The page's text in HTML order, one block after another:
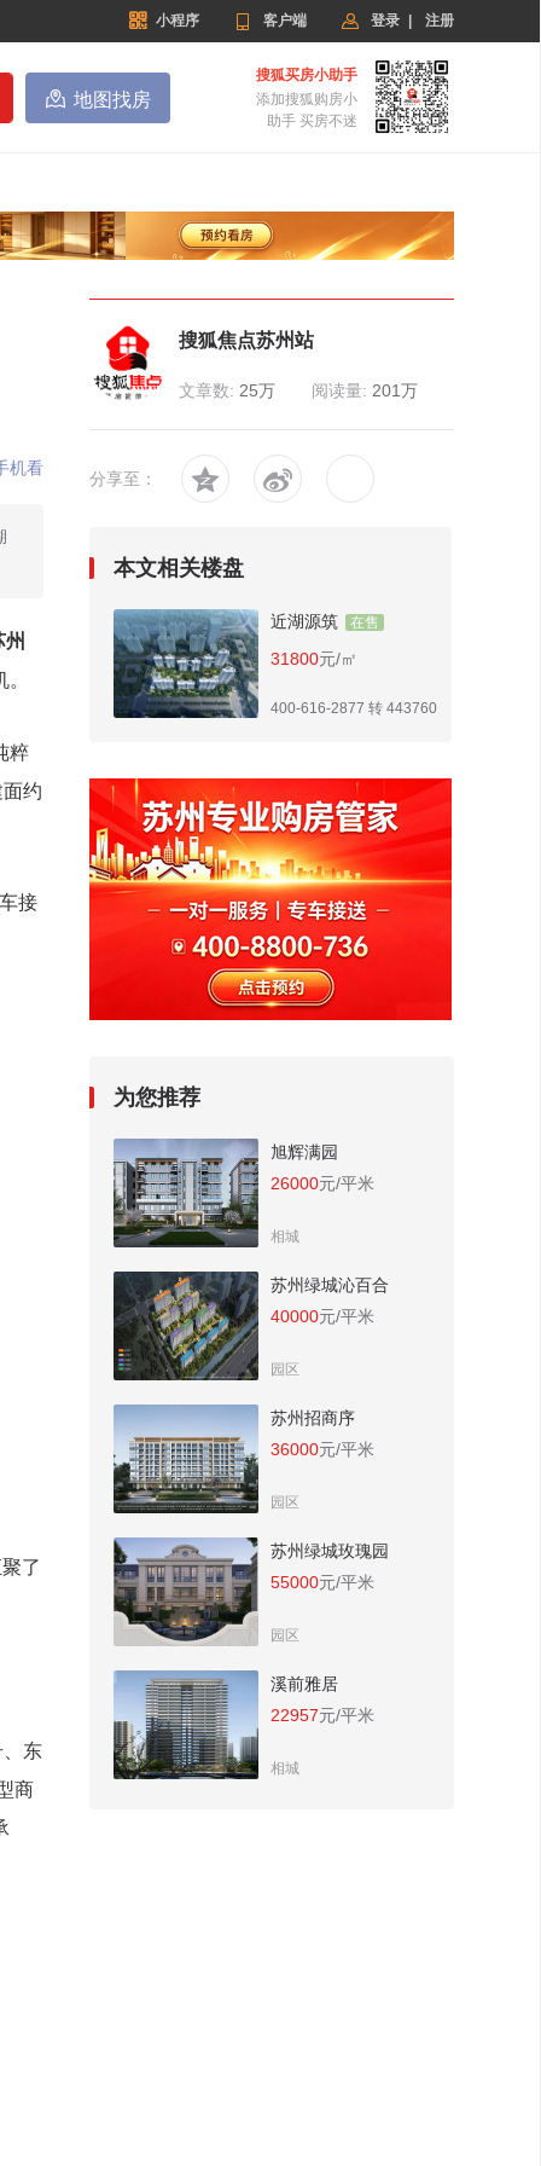
 小程序  客户端  登录 注册
 地图找房
搜狐买房小助手
添加搜狐购房小
助手 买房不迷
机看
州
粹
约
接
了
东
商
搜狐焦点苏州站
文章数: 25万 阅读量: 201万
分享至：  
本文相关楼盘
近湖源筑 在售
31800元/㎡
400-616-2877 转 443760
为您推荐
旭辉满园
26000元/平米
相城
苏州绿城沁百合
40000元/平米
园区
苏州招商序
36000元/平米
园区
苏州绿城玫瑰园
55000元/平米
园区
溪前雅居
22957元/平米
相城